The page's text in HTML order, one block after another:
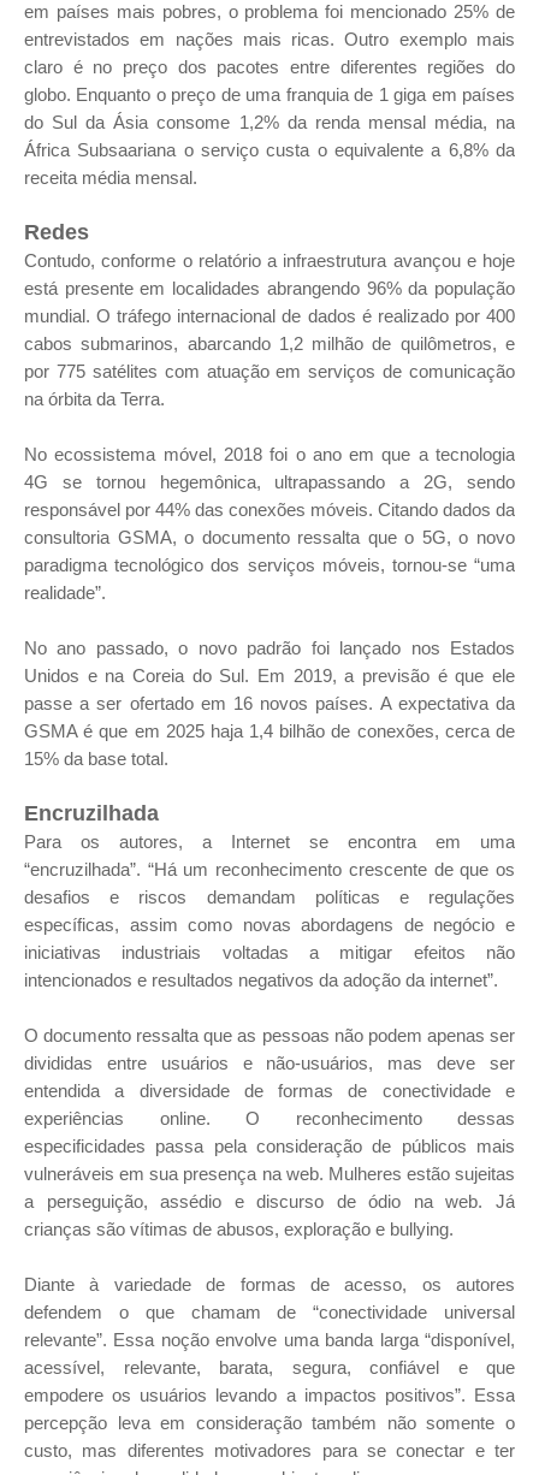
em países mais pobres, o problema foi mencionado 25% de
entrevistados em nações mais ricas. Outro exemplo mais
claro é no preço dos pacotes entre diferentes regiões do
globo. Enquanto o preço de uma franquia de 1 giga em países
do Sul da Ásia consome 1,2% da renda mensal média, na
África Subsaariana o serviço custa o equivalente a 6,8% da
receita média mensal.
Redes
Contudo, conforme o relatório a infraestrutura avançou e hoje
está presente em localidades abrangendo 96% da população
mundial. O tráfego internacional de dados é realizado por 400
cabos submarinos, abarcando 1,2 milhão de quilômetros, e
por 775 satélites com atuação em serviços de comunicação
na órbita da Terra.
No ecossistema móvel, 2018 foi o ano em que a tecnologia
4G se tornou hegemônica, ultrapassando a 2G, sendo
responsável por 44% das conexões móveis. Citando dados da
consultoria GSMA, o documento ressalta que o 5G, o novo
paradigma tecnológico dos serviços móveis, tornou-se “uma
realidade”.
No ano passado, o novo padrão foi lançado nos Estados
Unidos e na Coreia do Sul. Em 2019, a previsão é que ele
passe a ser ofertado em 16 novos países. A expectativa da
GSMA é que em 2025 haja 1,4 bilhão de conexões, cerca de
15% da base total.
Encruzilhada
Para os autores, a Internet se encontra em uma
“encruzilhada”. “Há um reconhecimento crescente de que os
desafios e riscos demandam políticas e regulações
específicas, assim como novas abordagens de negócio e
iniciativas industriais voltadas a mitigar efeitos não
intencionados e resultados negativos da adoção da internet”.
O documento ressalta que as pessoas não podem apenas ser
divididas entre usuários e não-usuários, mas deve ser
entendida a diversidade de formas de conectividade e
experiências online. O reconhecimento dessas
especificidades passa pela consideração de públicos mais
vulneráveis em sua presença na web. Mulheres estão sujeitas
a perseguição, assédio e discurso de ódio na web. Já
crianças são vítimas de abusos, exploração e bullying.
Diante à variedade de formas de acesso, os autores
defendem o que chamam de “conectividade universal
relevante”. Essa noção envolve uma banda larga “disponível,
acessível, relevante, barata, segura, confiável e que
empodere os usuários levando a impactos positivos”. Essa
percepção leva em consideração também não somente o
custo, mas diferentes motivadores para se conectar e ter